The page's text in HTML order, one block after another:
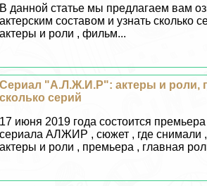
В данной статье мы предлагаем вам
актерским составом и узнать сколько
актеры и роли , фильм...
Сериал "А.Л.Ж.И.Р": актеры и роли,
сколько серий
17 июня 2019 года состоится премьера
сериала АЛЖИР , сюжет , где снимали ,
актеры и роли , премьера , главная